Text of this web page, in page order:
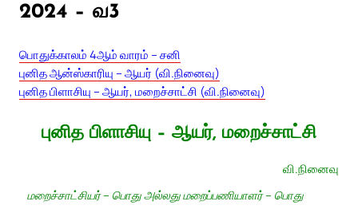
2024 – வ3
பொதுக்காலம் 4ஆம் வாரம் – சனி
புனித ஆன்ஸ்காரியு – ஆயர் (வி.நினைவு)
புனித பிளாசியு – ஆயர், மறைச்சாட்சி (வி.நினைவு)
புனித பிளாசியு – ஆயர், மறைச்சாட்சி
வி.நினைவு
மறைச்சாட்சியர் – பொது அல்லது மறைப்பணியாளர் – பொது